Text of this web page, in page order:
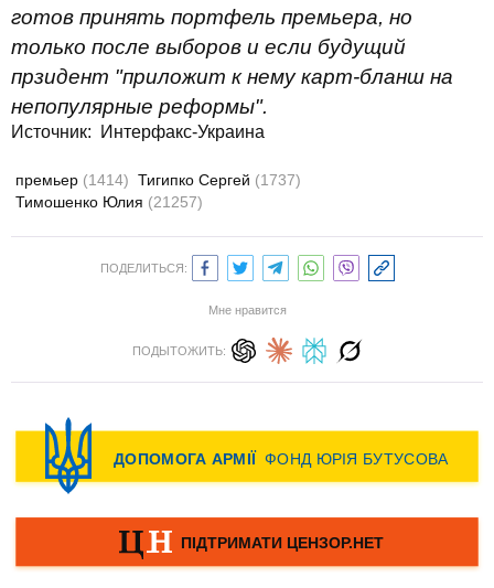
готов принять портфель премьера, но
только после выборов и если будущий
прзидент "приложит к нему карт-бланш на
непопулярные реформы".
Источник: Интерфакс-Украина
премьер (1414) Тигипко Сергей (1737)
Тимошенко Юлия (21257)
ПОДЕЛИТЬСЯ:
Мне нравится
ПОДЫТОЖИТЬ: